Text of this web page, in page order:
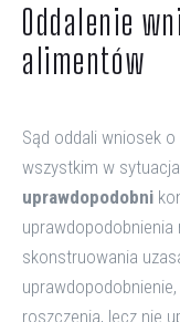
Oddalenie
alimentów
Sąd oddali wniosek
wszystkim w
uprawdopodobni
skonstruowania
roszczenia, lecz nie